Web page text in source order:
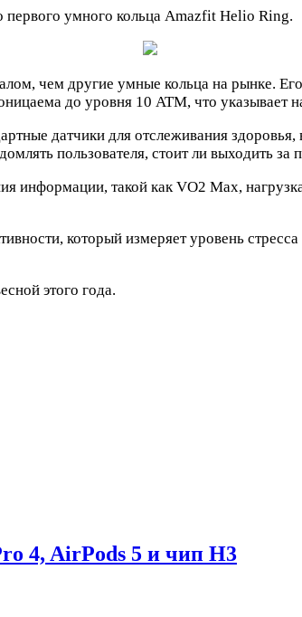
первого умного кольца Amazfit Helio Ring.
чем другие умные кольца на рынке.
до уровня 10 ATM, что
датчики для отслеживания
пользователя, стоит ли выходить за
информации, такой как VO2 Max,
который измеряет уровень
этого года.
4, AirPods 5 и чип H3